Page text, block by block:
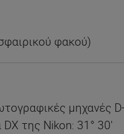
φακού)
μηχανές
της Nikon: 31° 30′